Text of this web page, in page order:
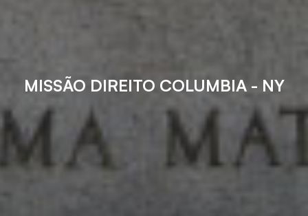
MISSÃO DIREITO COLUMBIA - NY